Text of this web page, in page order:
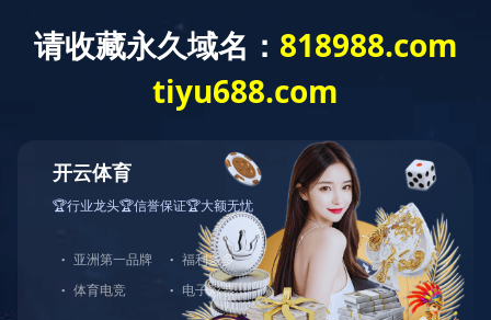
网站首页 关于我们 产品中心
123